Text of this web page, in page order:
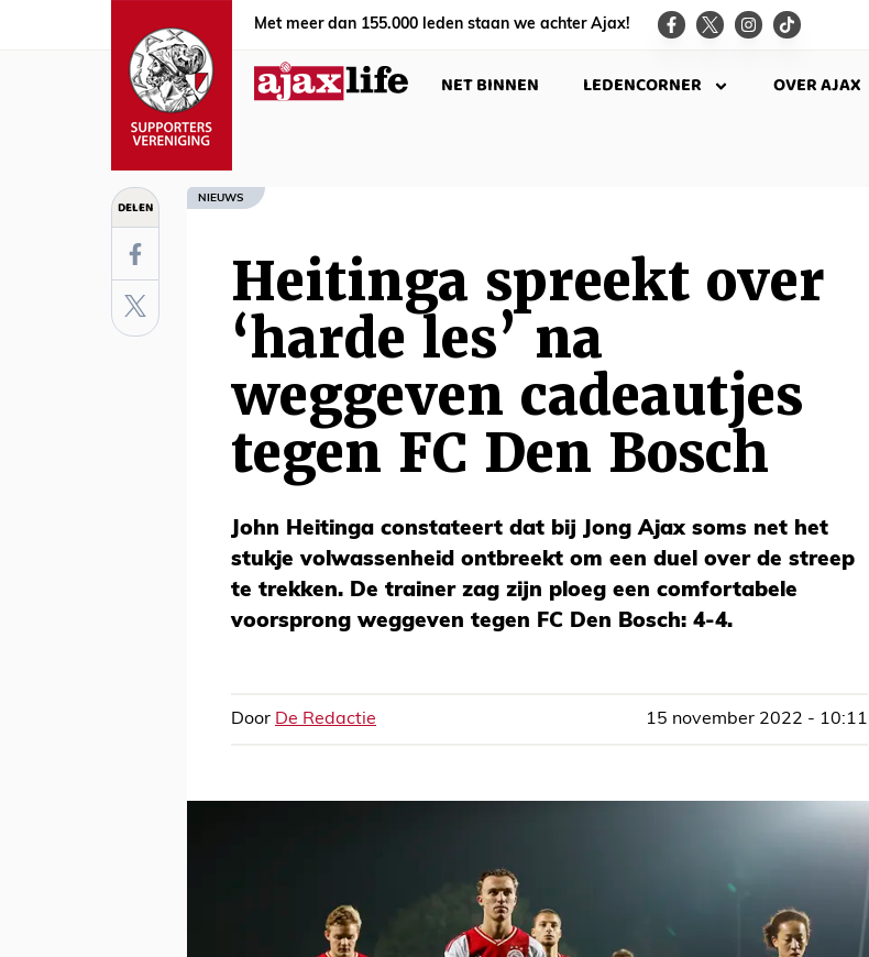
Met meer dan 155.000 leden staan we achter Ajax!
NET BINNEN LEDENCORNER OVER AJAX
DELEN NIEUWS
Heitinga spreekt over
‘harde les’ na
weggeven cadeautjes
tegen FC Den Bosch
John Heitinga constateert dat bij Jong Ajax soms net het
stukje volwassenheid ontbreekt om een duel over de streep
te trekken. De trainer zag zijn ploeg een comfortabele
voorsprong weggeven tegen FC Den Bosch: 4-4.
Door De Redactie 15 november 2022 - 10:11